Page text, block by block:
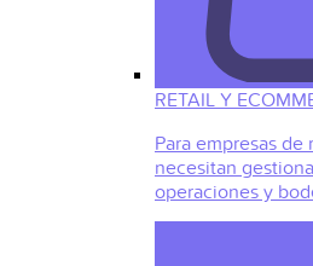
RETAIL Y
Para empresas
necesitan
operaciones y